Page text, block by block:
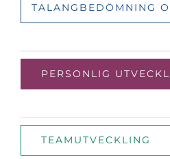
TALANGBEDÖMNING
PERSONLIG
TEAMUTVECKLING